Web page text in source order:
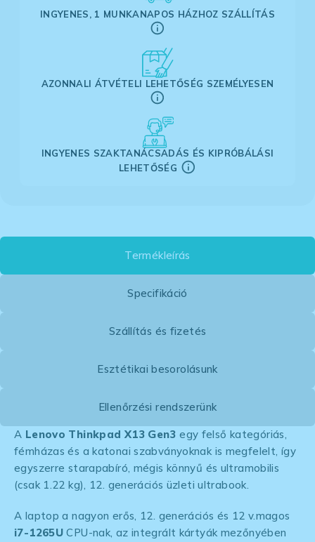
INGYENES, 1 MUNKANAPOS HÁZHOZ SZÁLLÍTÁS
AZONNALI ÁTVÉTELI LEHETŐSÉG SZEMÉLYESEN
INGYENES SZAKTANÁCSADÁS ÉS KIPRÓBÁLÁSI
LEHETŐSÉG
Termékleírás
Specifikáció
Szállítás és fizetés
Esztétikai besorolásunk
Ellenőrzési rendszerünk
A Lenovo Thinkpad X13 Gen3 egy felső kategóriás,
fémházas és a katonai szabványoknak is megfelelt, így
egyszerre starapabíró, mégis könnyű és ultramobilis
(csak 1.22 kg), 12. generációs üzleti ultrabook.
A laptop a nagyon erős, 12. generációs és 12 v.magos
i7-1265UCPU-nak, az integrált kártyák mezőnyében